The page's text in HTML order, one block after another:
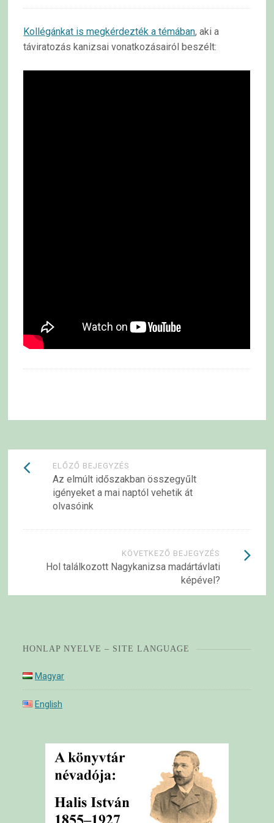
Kollégánkat is megkérdezték a témában, aki a
táviratozás kanizsai vonatkozásairól beszélt:
Bejegyzések
navigációja
ELŐZŐ BEJEGYZÉS
Az elmúlt időszakban összegyűlt
igényeket a mai naptól vehetik át
olvasóink
KÖVETKEZŐ BEJEGYZÉS
Hol találkozott Nagykanizsa madártávlati
képével?
HONLAP NYELVE – SITE LANGUAGE
Magyar
English